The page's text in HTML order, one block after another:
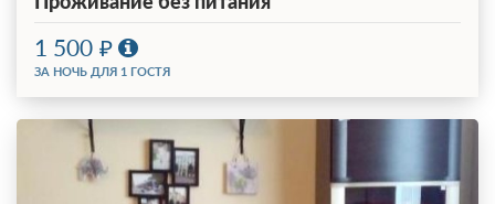
1 500
ЗА НОЧЬ ДЛЯ 1 ГОСТЯ